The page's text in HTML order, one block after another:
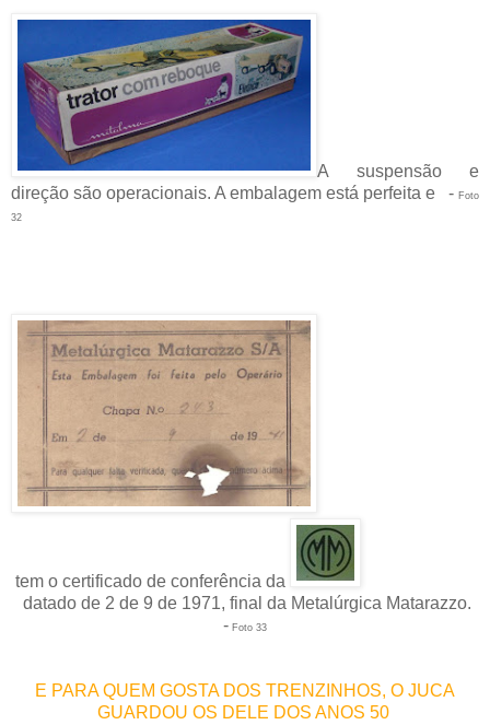
A suspensão e
direção são operacionais. A embalagem está perfeita e - Foto
32
tem o certificado de conferência da
datado de 2 de 9 de 1971, final da Metalúrgica Matarazzo.
- Foto 33
E PARA QUEM GOSTA DOS TRENZINHOS, O JUCA
GUARDOU OS DELE DOS ANOS 50